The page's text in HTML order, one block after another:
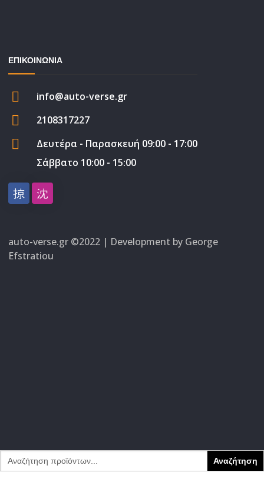
ΕΠΙΚΟΙΝΩΝΙΑ
info@auto-verse.gr
2108317227
Δευτέρα - Παρασκευή 09:00 - 17:00
Σάββατο 10:00 - 15:00
auto-verse.gr ©2022 | Development by George
Efstratiou
Search
for: